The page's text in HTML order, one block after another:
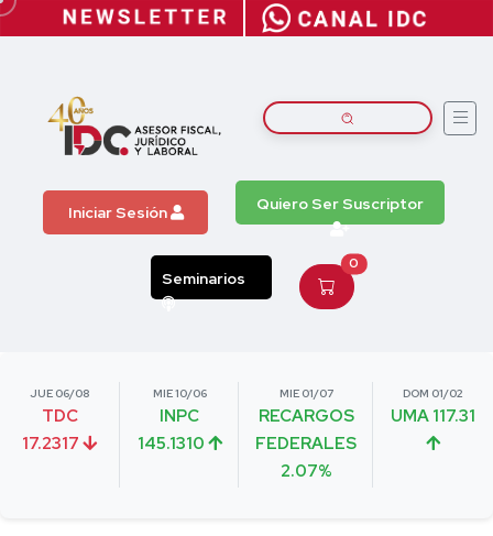
Iniciar Sesión Quiero Ser Suscriptor
Seminarios
0
JUE 06/08
TDC
17.2317
MIE 10/06
INPC
145.1310
MIE 01/07
RECARGOS
FEDERALES
2.07%
DOM 01/02
UMA 117.31